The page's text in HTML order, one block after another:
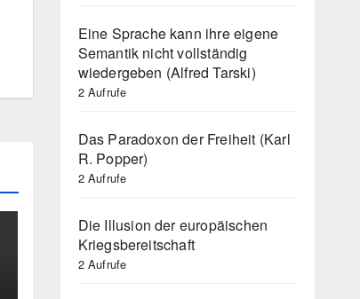
Eine Sprache kann ihre eigene
Semantik nicht vollständig
wiedergeben (Alfred Tarski)
2 Aufrufe
Das Paradoxon der Freiheit (Karl
R. Popper)
2 Aufrufe
Die Illusion der europäischen
Kriegsbereitschaft
2 Aufrufe